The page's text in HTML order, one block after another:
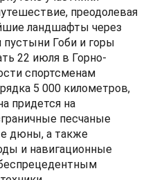
T9 Пикап
от 3 619 000 ₽*
RF8 Минивэн
преодолевая
ландшафты через
пустыни Гоби и горы
22 июля в Горно-
спортсменам
5 000 километров,
придется на
песчаные
дюны, а также
и навигационные